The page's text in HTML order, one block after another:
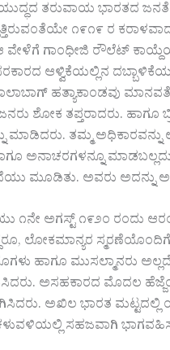
ತರುವಾಯ ಭಾರತದ ಜನತೆ
೧೯೧೯ ರ
ವೇಳೆಗೆ ಗಾಂಧೀಜಿ ರೌಲೆಟ್ ಕಾಯ್ದೆಯ
ಆಳ್ವಿಕೆಯಲ್ಲಿನ
ಹತ್ಯಾಕಾಂಡವು
ಶೋಕ ತಪ್ತರಾದರು. ಹಾಗೂ
ಮಾಡಿದರು. ತಮ್ಮ
ಹಾಗೂ ಅನಾಚರಗಳನ್ನೂ
ಮೂಡಿತು. ಅವರು ಅದನ್ನು
ಅಗಸ್ಟ್ ೧೯೨೦ ರಂದು
ಲೋಕಮಾನ್ಯರ
ಹಾಗೂ ಮುಸಲ್ಮಾನರು
ಅಸಹಕಾರದ ಮೊದಲ
ಅಖಿಲ ಭಾರತ
ಸಹಜವಾಗಿ